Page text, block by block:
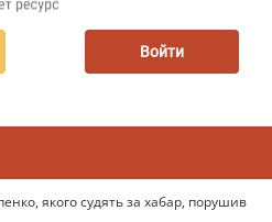
Войти
якого судять за хабар, порушив